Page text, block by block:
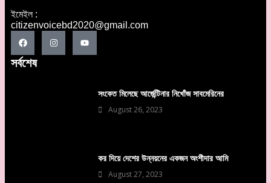
ইমেইল :
citizenvoicebd2020@gmail.com
সর্বশেষ
সংকেত মিলেছে আর্জেন্টিনার নিখোঁজ সাবমেরিনের
August 26, 2023
কর দিয়ে দেশের উন্নয়নের একজন অংশীদার আমি
August 27, 2023